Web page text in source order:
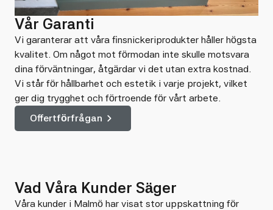
Vår Garanti
Vi garanterar att våra finsnickeriprodukter håller högsta
kvalitet. Om något mot förmodan inte skulle motsvara
dina förväntningar, åtgärdar vi det utan extra kostnad.
Vi står för hållbarhet och estetik i varje projekt, vilket
ger dig trygghet och förtroende för vårt arbete.
Offertförfrågan
Vad Våra Kunder Säger
Våra kunder i Malmö har visat stor uppskattning för